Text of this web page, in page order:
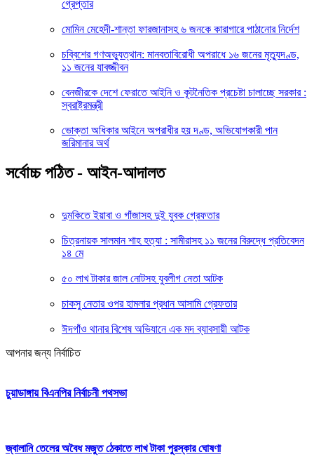
গ্রেপ্তার
মোমিন মেহেদী-শান্তা ফারজানাসহ ৬ জনকে কারাগারে পাঠানোর নির্দেশ
চব্বিশের গণঅভ্যুত্থান: মানবতাবিরোধী অপরাধে ১৬ জনের মৃত্যুদণ্ড,
১১ জনের যাবজ্জীবন
বেনজীরকে দেশে ফেরাতে আইনি ও কূটনৈতিক প্রচেষ্টা চালাচ্ছে সরকার :
স্বরাষ্ট্রমন্ত্রী
ভোক্তা অধিকার আইনে অপরাধীর হয় দণ্ড, অভিযোগকারী পান
জরিমানার অর্থ
সর্বোচ্চ পঠিত - আইন-আদালত
দুমকিতে ইয়াবা ও গাঁজাসহ দুই যুবক গ্রেফতার
চিত্রনায়ক সালমান শাহ হত্যা : সামীরাসহ ১১ জনের বিরুদ্ধে প্রতিবেদন
১৪ মে
৫০ লাখ টাকার জাল নোটসহ যুবলীগ নেতা আটক
চাকসু নেতার ওপর হামলার প্রধান আসামি গ্রেফতার
ঈদগাঁও থানার বিশেষ অভিযানে এক মদ ব্যাবসায়ী আটক
আপনার জন্য নির্বাচিত
চুয়াডাঙ্গায় বিএনপির নির্বাচনী পথসভা
জ্বালানি তেলের অবৈধ মজুত ঠেকাতে লাখ টাকা পুরস্কার ঘোষণা